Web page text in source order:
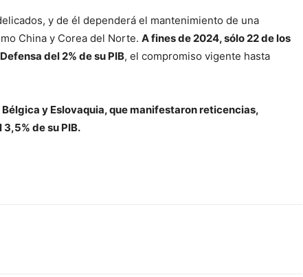
y de él dependerá el mantenimiento de una
China y Corea del Norte. A fines de 2024, sólo 22 de los
del 2% de su PIB, el compromiso vigente hasta
y Eslovaquia, que manifestaron reticencias,
de su PIB.